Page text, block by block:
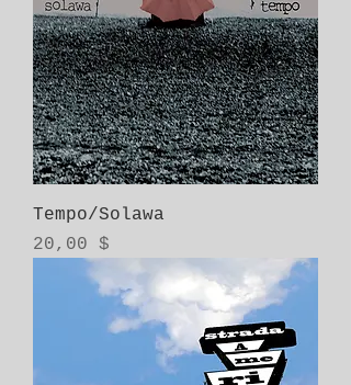
Tempo/Solawa
Prix
20,00 $